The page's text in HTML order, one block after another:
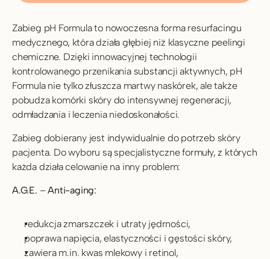
Zabieg pH Formula to nowoczesna forma resurfacingu
medycznego, która działa głębiej niż klasyczne peelingi
chemiczne. Dzięki innowacyjnej technologii
kontrolowanego przenikania substancji aktywnych, pH
Formula nie tylko złuszcza martwy naskórek, ale także
pobudza komórki skóry do intensywnej regeneracji,
odmładzania i leczenia niedoskonałości.
Zabieg dobierany jest indywidualnie do potrzeb skóry
pacjenta. Do wyboru są specjalistyczne formuły, z których
każda działa celowanie na inny problem:
A.G.E. – Anti-aging:
redukcja zmarszczek i utraty jędrności,
poprawa napięcia, elastyczności i gęstości skóry,
zawiera m.in. kwas mlekowy i retinol,